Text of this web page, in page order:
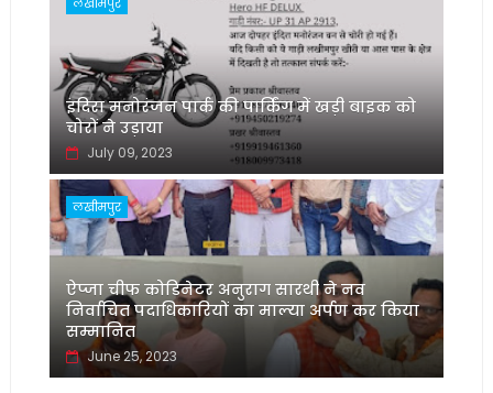
इंदिरा मनोरंजन पार्क की पार्किंग में खड़ी बाइक को
चोरों ने उड़ाया
July 09, 2023
लखीमपुर
ऐप्जा चीफ कोडिनेटर अनुराग सारथी ने नव
निर्वाचित पदाधिकारियों का माल्या अर्पण कर किया
सम्मानित
June 25, 2023